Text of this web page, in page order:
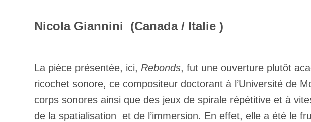
Nicola Giannini (Canada / Italie )
La pièce présentée, ici, Rebonds, fut une ouverture plutôt
ricochet sonore, ce compositeur doctorant à l’Université de
corps sonores ainsi que des jeux de spirale répétitive et à
de la spatialisation et de l’immersion. En effet, elle a été le